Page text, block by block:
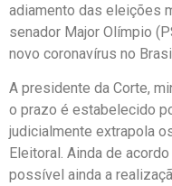
adiamento das eleições
senador Major Olímpio
novo coronavírus no
A presidente da Corte,
o prazo é estabelecido
judicialmente extrapola
Eleitoral. Ainda de
possível ainda a